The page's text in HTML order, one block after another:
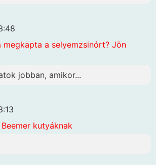
megkapta a selyemzsinórt? Jön
jobban, amikor...
kutyáknak